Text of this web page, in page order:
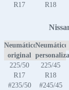
R17
R18
Neumático
original
Neumático
225/50
R17
#235/50
225/45
R18
#245/45